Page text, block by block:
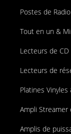
Postes de Radio
Tout en un &
Lecteurs de
Lecteurs de
Platines
Ampli Streamer
Amplis de